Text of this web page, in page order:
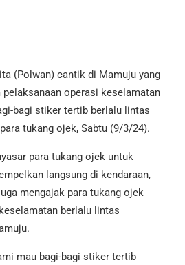
(Polwan) cantik di Mamuju yang
operasi keselamatan
bagi stiker tertib berlalu lintas
tukang ojek, Sabtu (9/3/24).
para tukang ojek untuk
langsung di kendaraan,
mengajak para tukang ojek
berlalu lintas
mau bagi-bagi stiker tertib